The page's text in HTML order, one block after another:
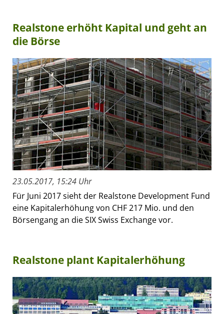
Realstone erhöht Kapital und geht an
die Börse
23.05.2017, 15:24 Uhr
Für Juni 2017 sieht der Realstone Development Fund
eine Kapitalerhöhung von CHF 217 Mio. und den
Börsengang an die SIX Swiss Exchange vor.
Realstone plant Kapitalerhöhung